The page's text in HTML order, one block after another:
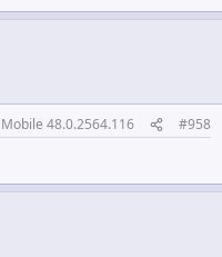
48.0.2564.116 #958